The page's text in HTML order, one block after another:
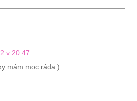
v 20:47
mám moc ráda:)